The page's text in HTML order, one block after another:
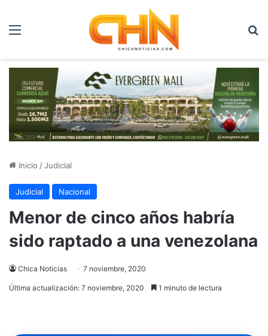
Menú
Inicio /Judicial
Judicial Nacional
Menor de cinco años habría
sido raptado a una venezolana
Chica Noticias 7 noviembre, 2020
Última actualización: 7 noviembre, 2020 1 minuto de lectura